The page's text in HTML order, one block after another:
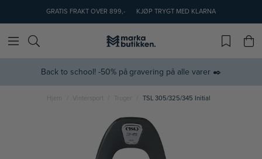
GRATIS FRAKT OVER 899,- KJØP TRYGT MED KLARNA
Back to school! -50% på gravering på alle varer ✒️
Hjem Vintersport TSL 305/325/345 Initial